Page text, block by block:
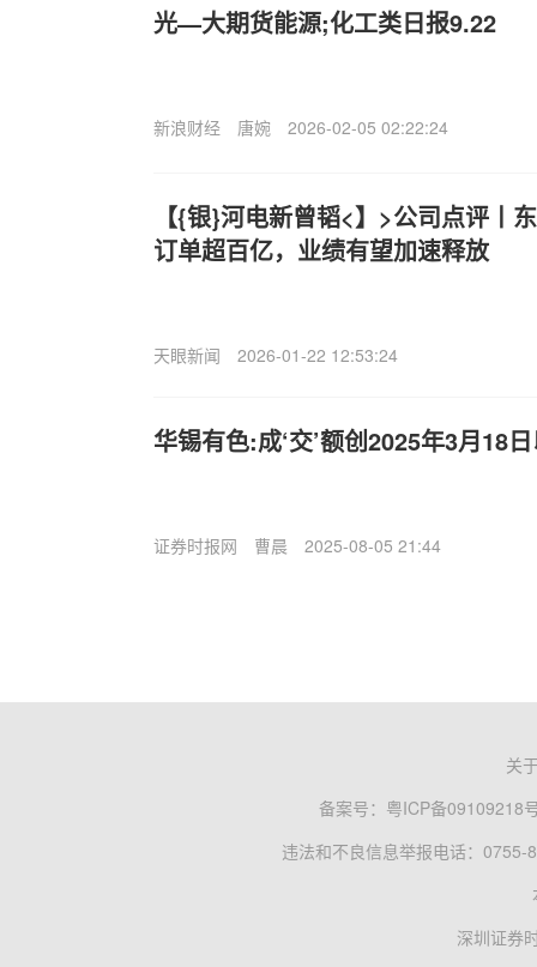
光—大期货能源;化工类日报9.22
新浪财经 唐婉 2026-02-05 02:22:24
【{银}河电新曾韬<】>公司点评丨
订单超百亿，业绩有望加速释放
天眼新闻 2026-01-22 12:53:24
华锡有色:成‘交’额创2025年3月18
证券时报网 曹晨 2025-08-05 21:44
关
备案号： 粤ICP备09109218
违法和不良信息举报电话：0755-
深圳证券